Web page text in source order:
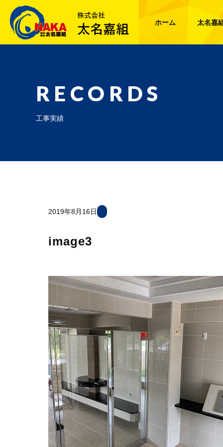
ホーム 太名嘉
RECORDS
工事実績
2019年8月16日
image3